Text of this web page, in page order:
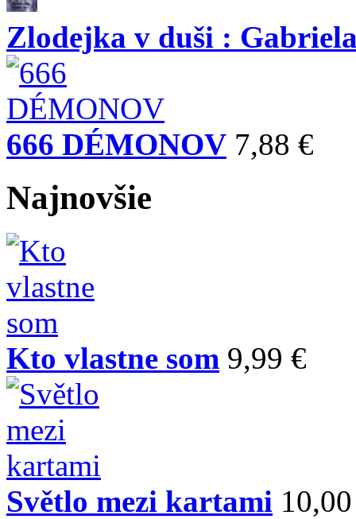
Zlodejka v duši :
666 DÉMONOV 7,88 €
Najnovšie
Kto vlastne som 9,99 €
Světlo mezi kartami